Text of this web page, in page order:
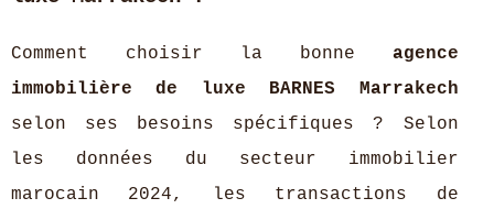
Comment choisir la bonne agence
immobilière de luxe BARNES Marrakech
selon ses besoins spécifiques ? Selon
les données du secteur immobilier
marocain 2024, les transactions de